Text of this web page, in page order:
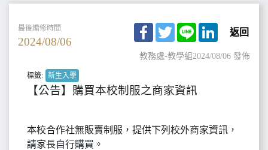
最後編修時間
2024/08/06
Facebook
TwitterLine LinkedIn
返回
教務處-教學組2024/08/06 發佈
標籤: 新生入學
【公告】購買本校制服之商家資訊
本校合作社無販賣制服，提供下列校外商家資訊，
請家長自行購買。